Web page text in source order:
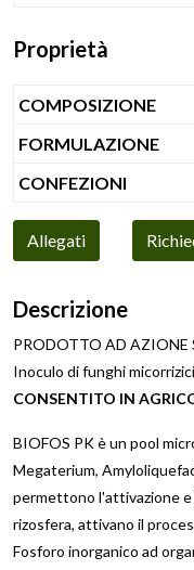
Proprietà
COMPOSIZIONE
FORMULAZIONE
CONFEZIONI
Allegati
Descrizione
PRODOTTO AD AZIONE
Inoculo di funghi micorrizici
CONSENTITO IN
BIOFOS PK è un pool
Megaterium,
permettono l'attivazione
rizosfera, attivano il
Fosforo inorganico ad